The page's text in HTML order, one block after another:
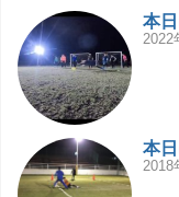
本
2022
本
2018